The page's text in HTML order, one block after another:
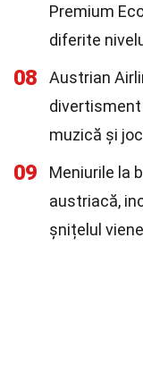
Premium
diferite
08
Austrian
divertisment
muzică și
09
Meniurile la
austriacă,
șnițelul